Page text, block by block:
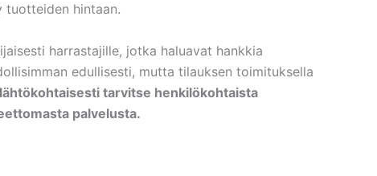
tuotteiden hintaan.
harrastajille, jotka haluavat hankkia
edullisesti, mutta tilauksen toimituksella
tarvitse henkilökohtaista
palvelusta.